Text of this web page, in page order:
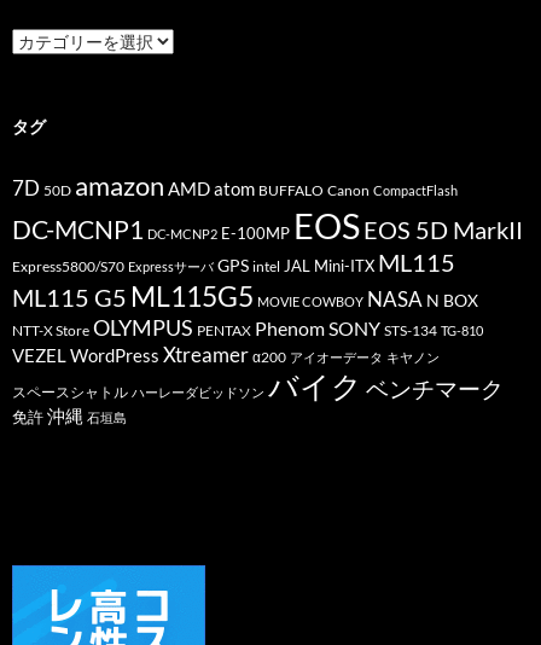
カ
テ
ー
タグ
7D 50D amazon AMDatom BUFFALO Canon CompactFlash
DC-MCNP1 DC-MCNP2 E-100MP EOSEOS 5D MarkII
Express5800/S70 Expressサーバ GPS intel JAL Mini-ITX ML115
ML115 G5 ML115G5 MOVIE COWBOY NASA N BOX
NTT-X Store OLYMPUS PENTAX PhenomSONY STS-134 TG-810
VEZELWordPress Xtreamer α200 アイオーデータ キヤノン
スペースシャトル ハーレーダビッドソン バイク ベンチマーク
免許沖縄 石垣島